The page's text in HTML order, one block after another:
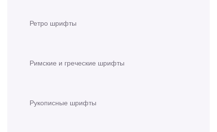
Ретро шрифты
Римские и греческие шрифты
Рукописные шрифты